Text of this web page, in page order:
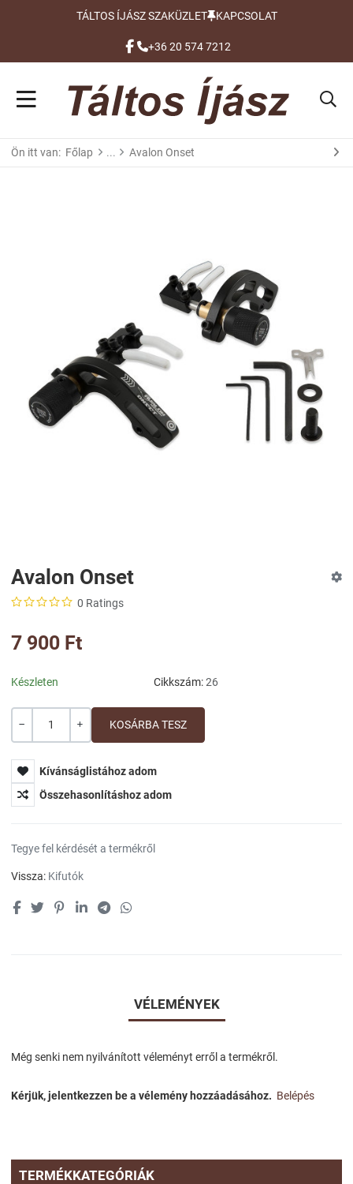
TÁLTOS ÍJÁSZ SZAKÜZLET KAPCSOLAT
FACEBOOK
+36 20 574 7212
Ön itt van: Főlap Avalon Onset
TERMÉKKATEGÓRIÁK
Avalon Onset
0 Ratings
7 900 Ft
Készleten Cikkszám:26
Mennyiség
Kívánságlistához adom
Összehasonlításhoz adom
Tegye fel kérdését a termékről
Vissza: Kifutók
VÉLEMÉNYEK
Még senki nem nyilvánított véleményt erről a termékről.
Kérjük, jelentkezzen be a vélemény hozzáadásához. Belépés